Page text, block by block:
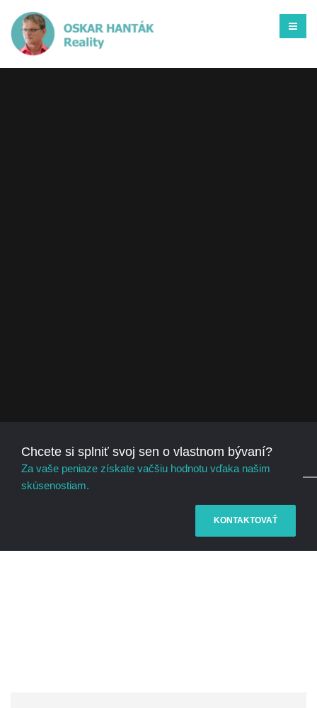
Chcete si splniť svoj sen o vlastnom bývaní?
Za vaše peniaze získate vačšiu hodnotu vďaka našim
skúsenostiam.
KONTAKTOVAŤ